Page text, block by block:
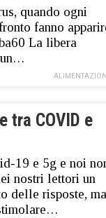
quando ogni
fanno
La libera
tra COVID e
19 e 5g e noi
nostri lettori un
delle risposte, ma